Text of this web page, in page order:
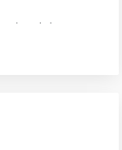
bord de mer